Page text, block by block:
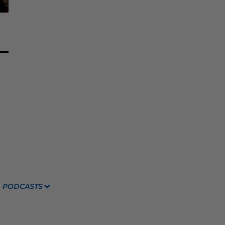
PODCASTS